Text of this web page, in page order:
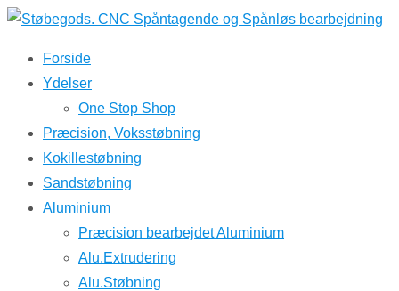
↓
hovedindhold
Forside
Ydelser
One Stop Shop
Præcision, Voksstøbning
Kokillestøbning
Sandstøbning
Aluminium
Præcision bearbejdet Aluminium
Alu.Extrudering
Alu.Støbning